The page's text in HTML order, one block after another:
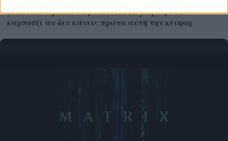
Γιατί δεν πρέπει να βάζεις ΠΟΤΕ μαχαίρι σε
καρπούζι αν δεν κάνεις πρώτα αυτή την κίνηση